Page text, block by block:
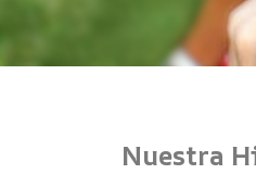
Nuestra